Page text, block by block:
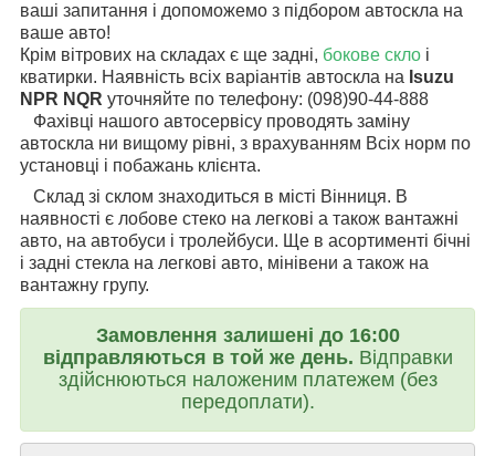
ваші запитання і допоможемо з підбором автоскла на
ваше авто!
Крім вітрових на складах є ще задні, бокове скло і
кватирки. Наявність всіх варіантів автоскла на Isuzu
NPR NQR уточняйте по телефону: (098)90-44-888
Фахівці нашого автосервісу проводять заміну
автоскла ни вищому рівні, з врахуванням Всіх норм по
установці і побажань клієнта.
Склад зі склом знаходиться в місті Вінниця. В
наявності є лобове стеко на легкові а також вантажні
авто, на автобуси і тролейбуси. Ще в асортименті бічні
і задні стекла на легкові авто, мінівени а також на
вантажну групу.
Замовлення залишені до 16:00
відправляються в той же день. Відправки
здійснюються наложеним платежем (без
передоплати).